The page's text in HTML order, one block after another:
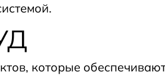
которые